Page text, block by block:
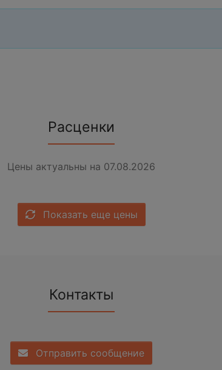
Расценки
Цены актуальны на 07.08.2026
Показать еще цены
Контакты
Отправить сообщение